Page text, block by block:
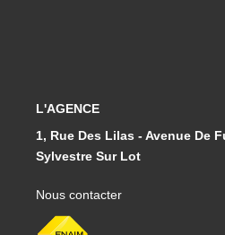
L'AGENCE
1, Rue Des Lilas - Avenue De
Sylvestre Sur Lot
Nous contacter